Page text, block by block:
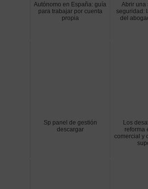
Autónomo en España: guía
para trabajar por cuenta
propia
Abrir una
seguridad:
del
Sp panel de gestión
descargar
Los
reforma
comercial y